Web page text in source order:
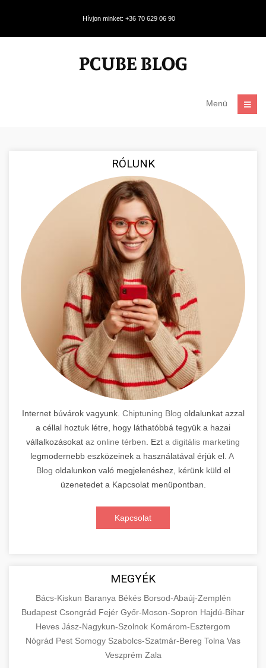
Hívjon minket: +36 70 629 06 90
Menü
RÓLUNK
Internet búvárok vagyunk. Chiptuning Blog oldalunkat azzal
a céllal hoztuk létre, hogy láthatóbbá tegyük a hazai
vállalkozásokat az online térben . Ezt a digitális marketing
legmodernebb eszközeinek a használatával érjük el. A
Blog oldalunkon való megjelenéshez, kérünk küld el
üzenetedet a Kapcsolat menüpontban.
Kapcsolat
MEGYÉK
Bács-Kiskun Baranya Békés Borsod-Abaúj-Zemplén
Budapest Csongrád Fejér Győr-Moson-Sopron Hajdú-Bihar
Heves Jász-Nagykun-Szolnok Komárom-Esztergom
Nógrád Pest Somogy Szabolcs-Szatmár-Bereg Tolna Vas
Veszprém Zala